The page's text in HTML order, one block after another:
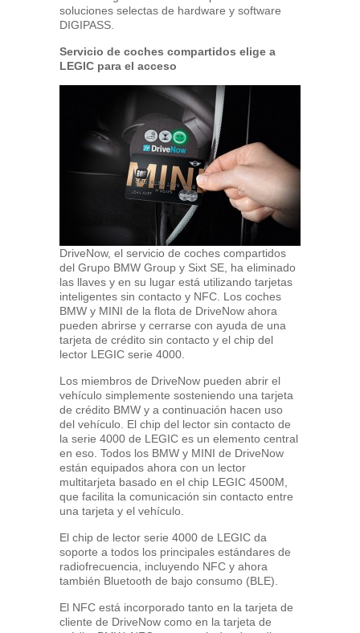
soluciones selectas de hardware y software
DIGIPASS.
Servicio de coches compartidos elige a
LEGIC para el acceso
DriveNow, el servicio de coches compartidos
del Grupo BMW Group y Sixt SE, ha eliminado
las llaves y en su lugar está utilizando tarjetas
inteligentes sin contacto y NFC. Los coches
BMW y MINI de la flota de DriveNow ahora
pueden abrirse y cerrarse con ayuda de una
tarjeta de crédito sin contacto y el chip del
lector LEGIC serie 4000.
Los miembros de DriveNow pueden abrir el
vehículo simplemente sosteniendo una tarjeta
de crédito BMW y a continuación hacen uso
del vehículo. El chip del lector sin contacto de
la serie 4000 de LEGIC es un elemento central
en eso. Todos los BMW y MINI de DriveNow
están equipados ahora con un lector
multitarjeta basado en el chip LEGIC 4500M,
que facilita la comunicación sin contacto entre
una tarjeta y el vehículo.
El chip de lector serie 4000 de LEGIC da
soporte a todos los principales estándares de
radiofrecuencia, incluyendo NFC y ahora
también Bluetooth de bajo consumo (BLE).
El NFC está incorporado tanto en la tarjeta de
cliente de DriveNow como en la tarjeta de